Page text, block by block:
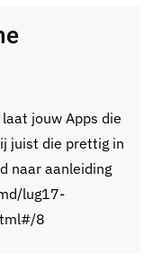
jouw Apps die
juist die prettig in
naar aanleiding
lug17-
8